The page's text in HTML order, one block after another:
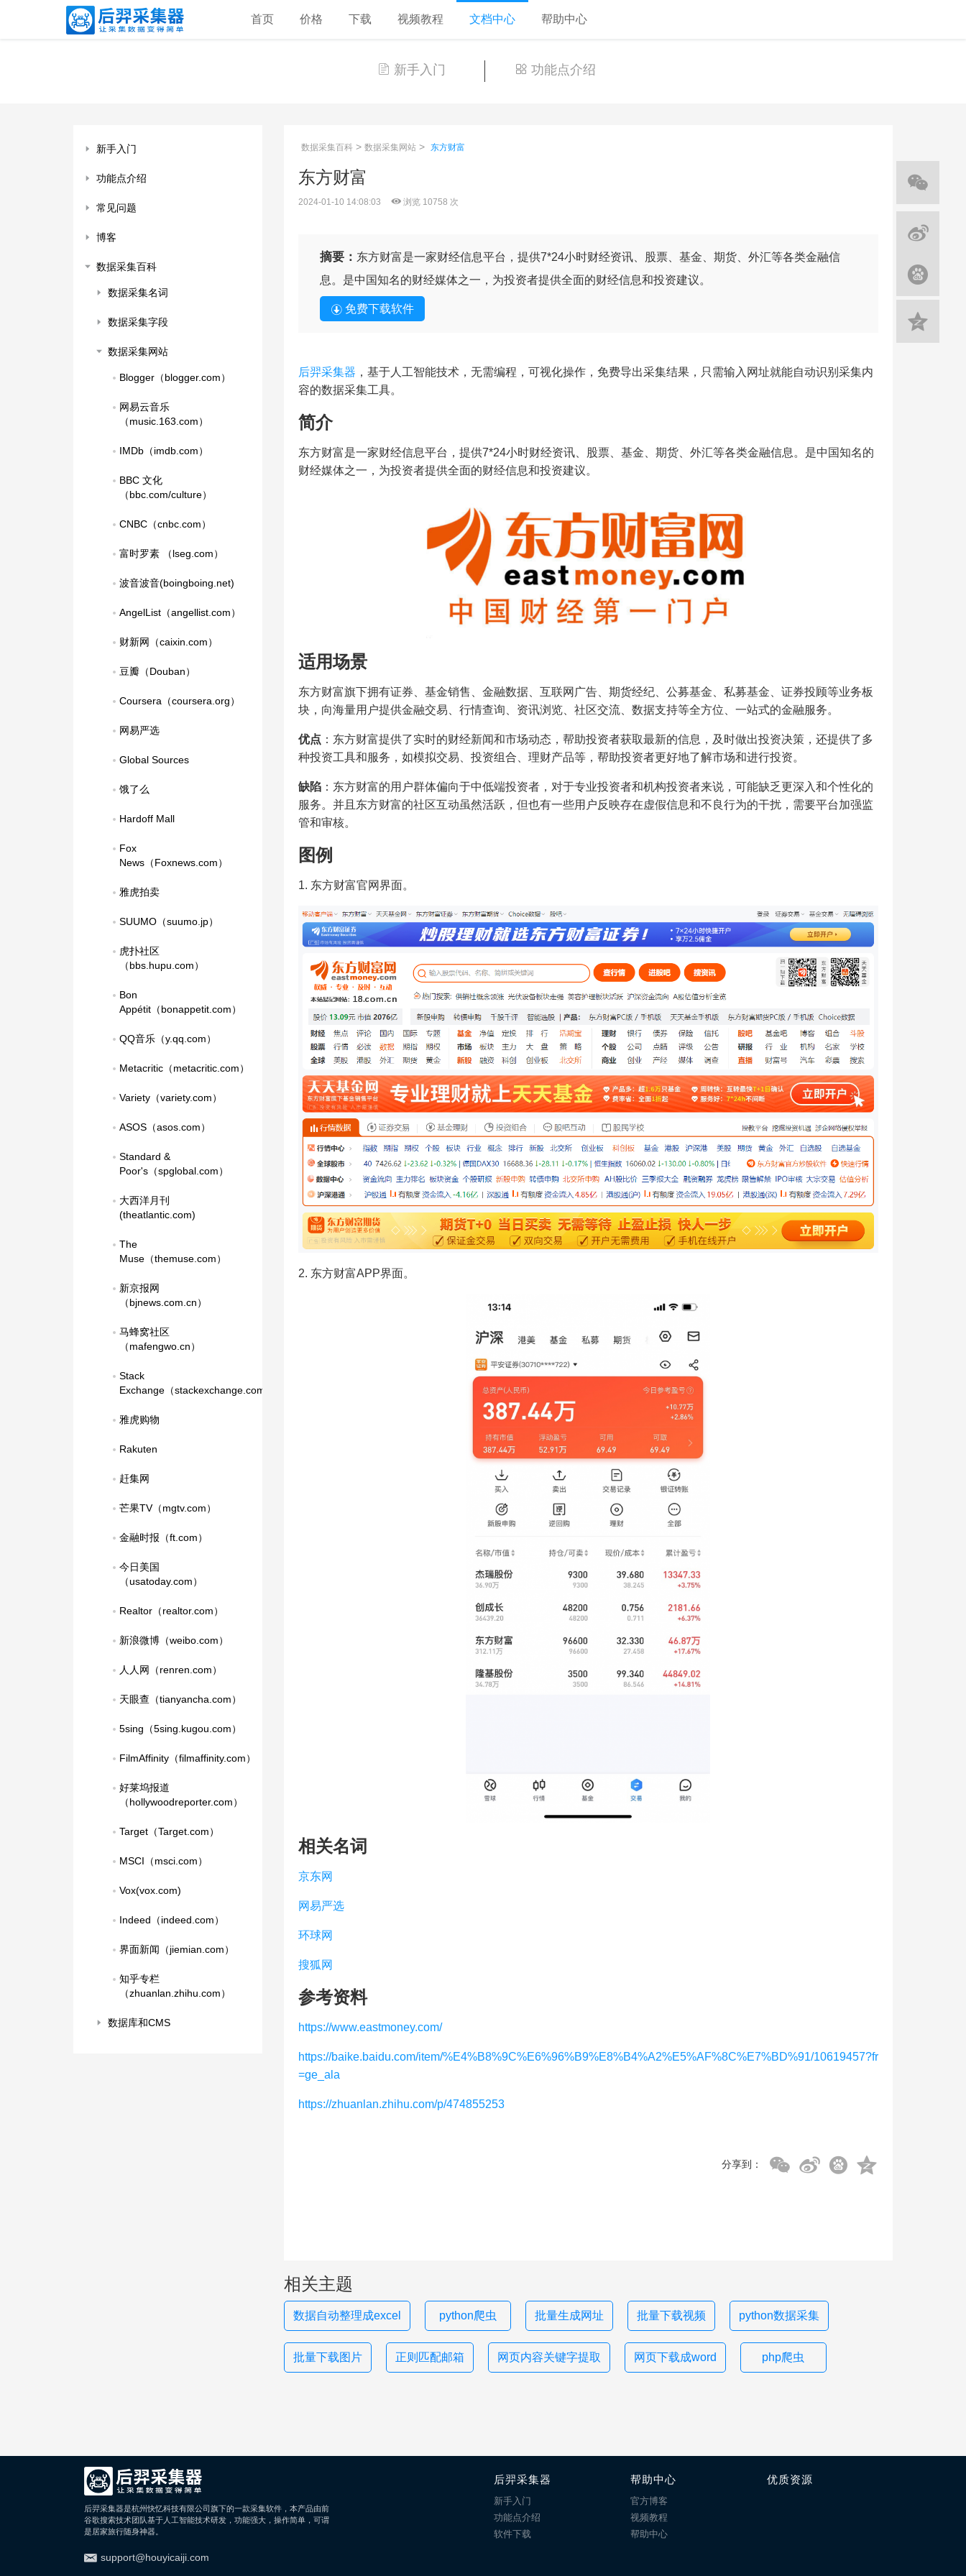
首页 价格 下载 视频教程 文档中心 帮助中心
新手入门 功能点介绍
新手入门
功能点介绍
常见问题
博客
数据采集百科
数据采集名词
数据采集字段
数据采集网站
Blogger（blogger.com）
网易云音乐
（music.163.com）
IMDb（imdb.com）
BBC 文化
（bbc.com/culture）
CNBC（cnbc.com）
富时罗素 （lseg.com）
波音波音(boingboing.net)
AngelList（angellist.com）
财新网（caixin.com）
豆瓣（Douban）
Coursera（coursera.org）
网易严选
Global Sources
饿了么
Hardoff Mall
Fox
News（Foxnews.com）
雅虎拍卖
SUUMO（suumo.jp）
虎扑社区
（bbs.hupu.com）
Bon
Appétit（bonappetit.com）
QQ音乐（y.qq.com）
Metacritic（metacritic.com）
Variety（variety.com）
ASOS（asos.com）
Standard &
Poor's（spglobal.com）
大西洋月刊
(theatlantic.com)
The
Muse（themuse.com）
新京报网
（bjnews.com.cn）
马蜂窝社区
（mafengwo.cn）
Stack
Exchange（stackexchange.com）
雅虎购物
Rakuten
赶集网
芒果TV（mgtv.com）
金融时报（ft.com）
今日美国
（usatoday.com）
Realtor（realtor.com）
新浪微博（weibo.com）
人人网（renren.com）
天眼查（tianyancha.com）
5sing（5sing.kugou.com）
FilmAffinity（filmaffinity.com）
好莱坞报道
（hollywoodreporter.com）
Target（Target.com）
MSCI（msci.com）
Vox(vox.com)
Indeed（indeed.com）
界面新闻（jiemian.com）
知乎专栏
（zhuanlan.zhihu.com）
数据库和CMS
数据采集百科 > 数据采集网站 > 东方财富
东方财富
2024-01-10 14:08:03 浏览 10758 次
摘要： 东方财富是一家财经信息平台，提供7*24小时财经资讯、股票、基金、期货、外汇等各类金融信
息。是中国知名的财经媒体之一，为投资者提供全面的财经信息和投资建议。
免费下载软件
后羿采集器 ，基于人工智能技术，无需编程，可视化操作，免费导出采集结果，只需输入网址就能自动识别采集内
容的数据采集工具。
简介
东方财富是一家财经信息平台，提供7*24小时财经资讯、股票、基金、期货、外汇等各类金融信息。是中国知名的
财经媒体之一，为投资者提供全面的财经信息和投资建议。
适用场景
东方财富旗下拥有证券、基金销售、金融数据、互联网广告、期货经纪、公募基金、私募基金、证券投顾等业务板
块，向海量用户提供金融交易、行情查询、资讯浏览、社区交流、数据支持等全方位、一站式的金融服务。
优点 ：东方财富提供了实时的财经新闻和市场动态，帮助投资者获取最新的信息，及时做出投资决策，还提供了多
种投资工具和服务，如模拟交易、投资组合、理财产品等，帮助投资者更好地了解市场和进行投资。
缺陷：东方财富的用户群体偏向于中低端投资者，对于专业投资者和机构投资者来说，可能缺乏更深入和个性化的
服务。并且东方财富的社区互动虽然活跃，但也有一些用户反映存在虚假信息和不良行为的干扰，需要平台加强监
管和审核。
图例
1. 东方财富官网界面。
2. 东方财富APP界面。
相关名词
京东网
网易严选
环球网
搜狐网
参考资料
https://www.eastmoney.com/
https://baike.baidu.com/item/%E4%B8%9C%E6%96%B9%E8%B4%A2%E5%AF%8C%E7%BD%91/10619457?fr
=ge_ala
https://zhuanlan.zhihu.com/p/474855253
分享到：
相关主题
数据自动整理成excel python爬虫 批量生成网址 批量下载视频 python数据采集
批量下载图片 正则匹配邮箱 网页内容关键字提取 网页下载成word php爬虫
后羿采集器是杭州快忆科技有限公司旗下的一款采集软件，本产品由前
谷歌搜索技术团队基于人工智能技术研发，功能强大，操作简单，可谓
是居家旅行随身神器。
support@houyicaiji.com
后羿采集器
新手入门
功能点介绍
软件下载
帮助中心
官方博客
视频教程
帮助中心
优质资源